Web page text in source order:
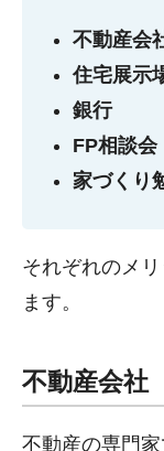
不動産会
住宅展示
銀行
FP相談会
家づくり
それぞれのメ
ます。
不動産会社
不動産の専門